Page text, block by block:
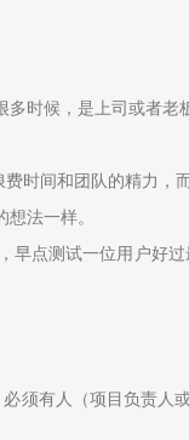
时候，是上司或者老
时间和团队的精力
法一样。
点测试一位用户
须有人（项目负责